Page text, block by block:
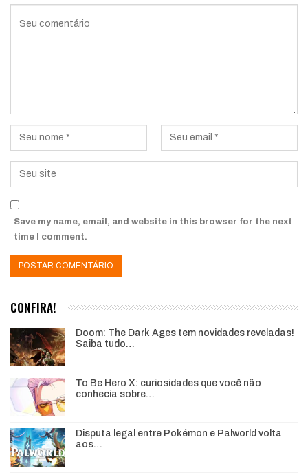
Save my name, email, and website in this browser for the next
time I comment.
CONFIRA!
Doom: The Dark Ages tem novidades reveladas!
Saiba tudo…
To Be Hero X: curiosidades que você não
conhecia sobre…
Disputa legal entre Pokémon e Palworld volta
aos…